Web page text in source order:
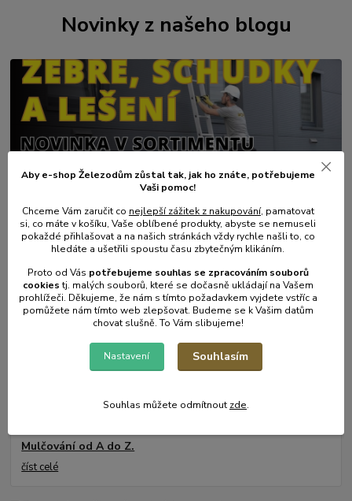
Novinky z našeho blogu
💥 Stali jsme se přímým dovozcem hliníkových žebřů a
lešení.
číst celé
Mulčování od A do Z.
číst celé
Aby e-shop Železodům zůstal tak, jak ho znáte, potřebujeme
Vaši pomoc!
Chceme Vám zaručit co nejlepší zážitek z nakupování, pamatovat
si, co máte v košíku, Vaše oblíbené produkty, abyste se nemuseli
pokaždé přihlašovat a na našich stránkách vždy rychle našli to, co
hledáte a ušetřili spoustu času zbytečným klikáním.
Proto od Vás potřebujeme souhlas se zpracováním souborů
cookiestj. malých souborů, které se dočasně ukládají na Vašem
prohlížeči. Děkujeme, že nám s tímto požadavkem vyjdete vstříc a
pomůžete nám tímto web zlepšovat. Budeme se k Vašim datům
chovat slušně. To Vám slibujeme!
Nastavení Souhlasím
Souhlas můžete odmítnout zde.